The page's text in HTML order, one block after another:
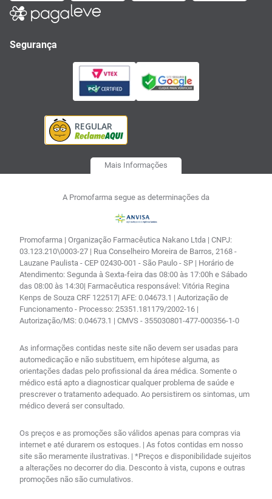
Segurança
Mais Informações
A Promofarma segue as determinações da
Promofarma | Organização Farmacêutica Nakano Ltda | CNPJ:
03.123.210\0003-27 | Rua Conselheiro Moreira de Barros, 2168 -
Lauzane Paulista - CEP 02430-001 - São Paulo - SP | Horário de
Atendimento: Segunda à Sexta-feira das 08:00 às 17:00h e Sábado
das 08:00 às 14:30| Farmacêutica responsável: Vitória Regina
Kenps de Souza CRF 122517| AFE: 0.04673.1 | Autorização de
Funcionamento - Processo: 25351.181179/2002-16 |
Autorização/MS: 0.04673.1 | CMVS - 355030801-477-000356-1-0
As informações contidas neste site não devem ser usadas para
automedicação e não substituem, em hipótese alguma, as
orientações dadas pelo profissional da área médica. Somente o
médico está apto a diagnosticar qualquer problema de saúde e
prescrever o tratamento adequado. Ao persistirem os sintomas, um
médico deverá ser consultado.
Os preços e as promoções são válidos apenas para compras via
internet e até durarem os estoques. | As fotos contidas em nosso
site são meramente ilustrativas. | *Preços e disponibilidade sujeitos
a alterações no decorrer do dia. Desconto à vista, cupons e outras
promoções não são cumulativos.